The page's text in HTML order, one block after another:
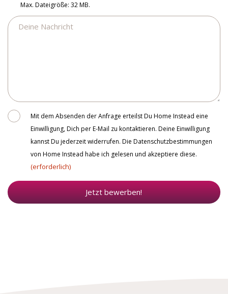
Max. Dateigröße: 32 MB.
Nachricht
ConsentMit dem Absenden der Anfrage erteilst Du Home Instead eine
Einwilligung, Dich per E-Mail zu kontaktieren. Deine Einwilligung
kannst Du jederzeit widerrufen. Die Datenschutzbestimmungen
von Home Instead habe ich gelesen und akzeptiere diese.
(erforderlich)
Jetzt bewerben!